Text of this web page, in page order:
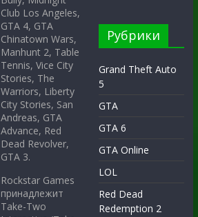
Club Los Angeles,
GTA 4, GTA
Chinatown Wars,
Manhunt 2, Table
Tennis, Vice City
Stories, The
Warriors, Liberty
City Stories, San
Andreas, GTA
Advance, Red
Dead Revolver,
GTA 3.
Rockstar Games
принадлежит
Take-Two
Рубрики
Grand Theft Auto
5
GTA
GTA 6
GTA Online
LOL
Red Dead
Redemption 2